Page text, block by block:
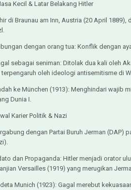
Kecil & Latar Belakang Hitler
di Braunau am Inn, Austria (20 April
dengan orang tua: Konflik dengan
sebagai seniman: Ditolak dua kali oleh
terpengaruh oleh ideologi antisemitisme di
ke München (1913): Menghindari wajib
Dunia I.
Karier Politik & Nazi
dengan Partai Buruh Jerman (DAP)
dan Propaganda: Hitler menjadi orator
Versailles (1919) yang merugikan
Munich (1923): Gagal merebut